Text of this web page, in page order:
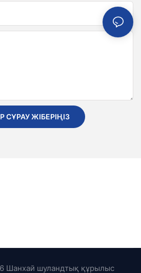
СҰРАУ ЖІБЕРІҢІЗ
Шанхай шуландтық құрылыс